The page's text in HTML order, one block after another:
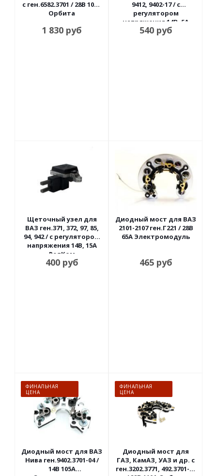
с ген.6582.3701 / 28В 100А
Орбита
1 830 руб
9412, 9402-17 / с
регулятором
напряжения 14В, 5А
Энергомаш
540руб
Щеточный узел для
ВАЗ ген.371, 372, 97, 85,
94, 942 / с регулятором
напряжения 14В, 15А
РелКом
400руб
Диодный мост для ВАЗ
2101-2107 ген.Г221 / 28В
65А Электромодуль
465руб
ФИНАЛЬНАЯ
ЦЕНА
Диодный мост для ВАЗ
Нива ген.9402.3701-04 /
14В 105А
ФИНАЛЬНАЯ
ЦЕНА
Диодный мост для
ГАЗ, КамАЗ, УАЗ и др. с
ген.3202.3771, 492.3701-01